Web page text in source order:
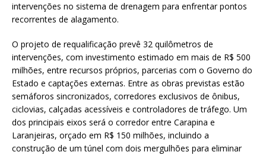
intervenções no sistema de drenagem para enfrentar pontos
recorrentes de alagamento.
O projeto de requalificação prevê 32 quilômetros de
intervenções, com investimento estimado em mais de R$ 500
milhões, entre recursos próprios, parcerias com o Governo do
Estado e captações externas. Entre as obras previstas estão
semáforos sincronizados, corredores exclusivos de ônibus,
ciclovias, calçadas acessíveis e controladores de tráfego. Um
dos principais eixos será o corredor entre Carapina e
Laranjeiras, orçado em R$ 150 milhões, incluindo a
construção de um túnel com dois mergulhões para eliminar